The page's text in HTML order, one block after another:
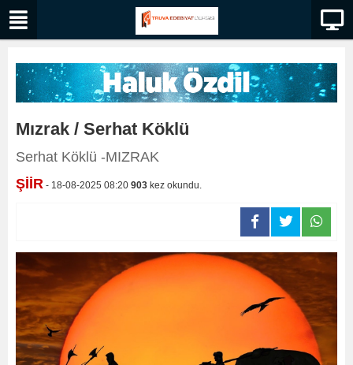
Mızrak / Serhat Köklü
Serhat Köklü -MIZRAK
ŞİİR - 18-08-2025 08:20 903 kez okundu.